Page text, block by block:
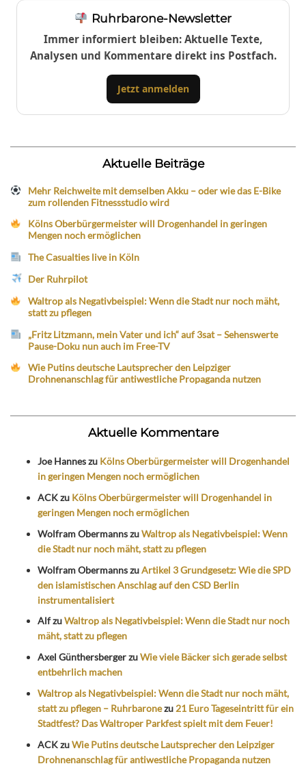
Ruhrbarone-Newsletter
Immer informiert bleiben: Aktuelle Texte,
Analysen und Kommentare direkt ins Postfach.
Jetzt anmelden
Aktuelle Beiträge
Mehr Reichweite mit demselben Akku – oder wie das E-Bike
zum rollenden Fitnessstudio wird
Kölns Oberbürgermeister will Drogenhandel in geringen
Mengen noch ermöglichen
The Casualties live in Köln
Der Ruhrpilot
Waltrop als Negativbeispiel: Wenn die Stadt nur noch mäht,
statt zu pflegen
„Fritz Litzmann, mein Vater und ich“ auf 3sat – Sehenswerte
Pause-Doku nun auch im Free-TV
Wie Putins deutsche Lautsprecher den Leipziger
Drohnenanschlag für antiwestliche Propaganda nutzen
Aktuelle Kommentare
Joe Hanneszu Kölns Oberbürgermeister will Drogenhandel
in geringen Mengen noch ermöglichen
ACKzu Kölns Oberbürgermeister will Drogenhandel in
geringen Mengen noch ermöglichen
Wolfram ObermannszuWaltrop als Negativbeispiel: Wenn
die Stadt nur noch mäht, statt zu pflegen
Wolfram ObermannszuArtikel 3 Grundgesetz: Wie die SPD
den islamistischen Anschlag auf den CSD Berlin
instrumentalisiert
AlfzuWaltrop als Negativbeispiel: Wenn die Stadt nur noch
mäht, statt zu pflegen
Axel GünthersbergerzuWie viele Bäcker sich gerade selbst
entbehrlich machen
Waltrop als Negativbeispiel: Wenn die Stadt nur noch mäht,
statt zu pflegen – Ruhrbaronezu 21 Euro Tageseintritt für ein
Stadtfest? Das Waltroper Parkfest spielt mit dem Feuer!
ACKzuWie Putins deutsche Lautsprecher den Leipziger
Drohnenanschlag für antiwestliche Propaganda nutzen